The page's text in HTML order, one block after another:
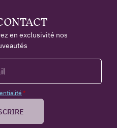
en exclusivité nos
*